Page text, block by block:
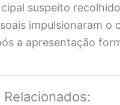
suspeito
impulsionaram o
a apresentação